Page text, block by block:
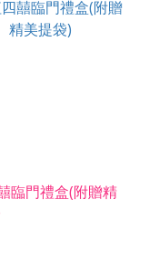
臨門禮盒(附贈精